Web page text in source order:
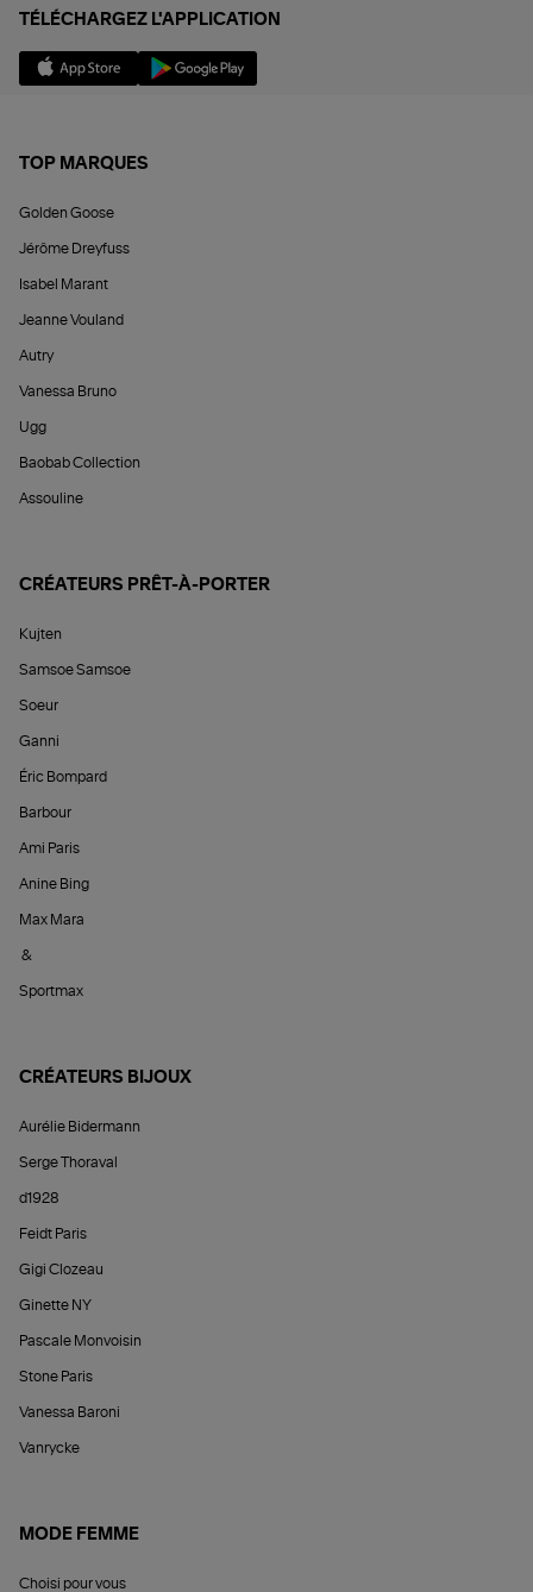
TÉLÉCHARGEZ L'APPLICATION
TOP MARQUES
Golden Goose
Jérôme Dreyfuss
Isabel Marant
Jeanne Vouland
Autry
Vanessa Bruno
Ugg
Baobab Collection
Assouline
CRÉATEURS PRÊT-À-PORTER
Kujten
Samsoe Samsoe
Soeur
Ganni
Éric Bompard
Barbour
Ami Paris
Anine Bing
Max Mara
&
Sportmax
CRÉATEURS BIJOUX
Aurélie Bidermann
Serge Thoraval
d1928
Feidt Paris
Gigi Clozeau
Ginette NY
Pascale Monvoisin
Stone Paris
Vanessa Baroni
Vanrycke
MODE FEMME
Choisi pour vous